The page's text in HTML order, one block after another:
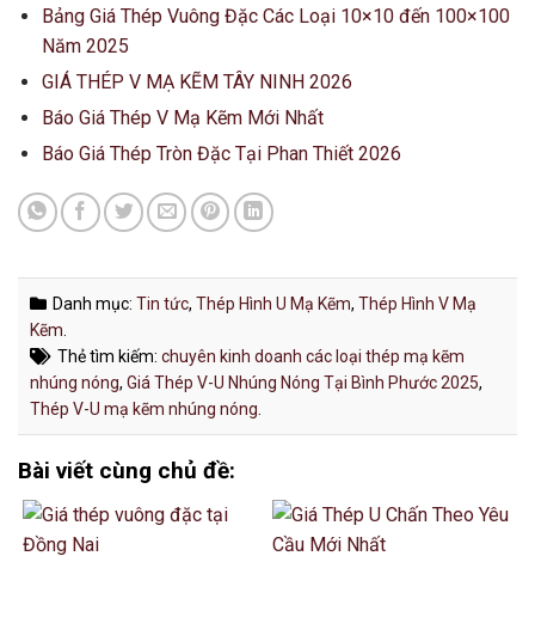
Bảng Giá Thép Vuông Đặc Các Loại 10×10 đến 100×100
Năm 2025
GIÁ THÉP V MẠ KẼM TÂY NINH 2026
Báo Giá Thép V Mạ Kẽm Mới Nhất
Báo Giá Thép Tròn Đặc Tại Phan Thiết 2026
Danh mục: Tin tức, Thép Hình U Mạ Kẽm, Thép Hình V Mạ
Kẽm
Thẻ tìm kiếm: chuyên kinh doanh các loại thép mạ kẽm
nhúng nóng, Giá Thép V-U Nhúng Nóng Tại Bình Phước 2025,
Thép V-U mạ kẽm nhúng nóng
Bài viết cùng chủ đề: